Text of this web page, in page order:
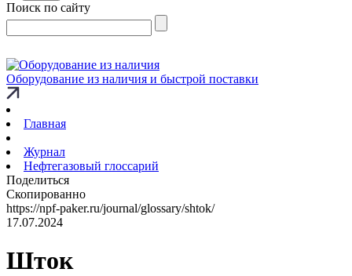
Поиск по сайту
Оборудование из наличия и быстрой поставки
Главная
Журнал
Нефтегазовый глоссарий
Поделиться
Скопированно
https://npf-paker.ru/journal/glossary/shtok/
17.07.2024
Шток